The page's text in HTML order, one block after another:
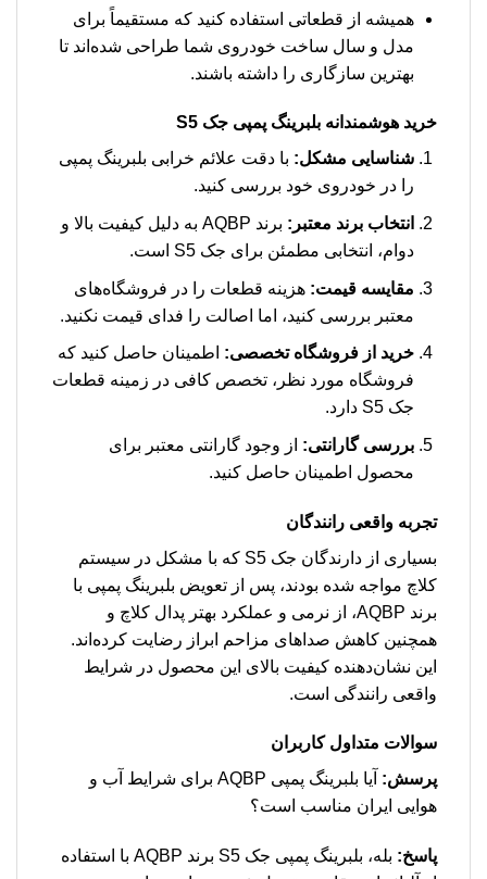
همیشه از قطعاتی استفاده کنید که مستقیماً برای
مدل و سال ساخت خودروی شما طراحی شده‌اند تا
بهترین سازگاری را داشته باشند.
خرید هوشمندانه بلبرینگ پمپی جک S5
شناسایی مشکل: با دقت علائم خرابی بلبرینگ پمپی
را در خودروی خود بررسی کنید.
انتخاب برند معتبر:
برند AQBP به دلیل کیفیت بالا و
دوام، انتخابی مطمئن برای جک S5 است.
مقایسه قیمت: هزینه قطعات را در فروشگاه‌های
معتبر بررسی کنید، اما اصالت را فدای قیمت نکنید.
خرید از فروشگاه تخصصی: اطمینان حاصل کنید که
فروشگاه مورد نظر، تخصص کافی در زمینه قطعات
جک S5 دارد.
بررسی گارانتی: از وجود گارانتی معتبر برای
محصول اطمینان حاصل کنید.
تجربه واقعی رانندگان
بسیاری از دارندگان جک S5 که با مشکل در سیستم
کلاچ مواجه شده بودند، پس از تعویض بلبرینگ پمپی با
برند AQBP، از نرمی و عملکرد بهتر پدال کلاچ و
همچنین کاهش صداهای مزاحم ابراز رضایت کرده‌اند.
این نشان‌دهنده کیفیت بالای این محصول در شرایط
واقعی رانندگی است.
سوالات متداول کاربران
پرسش:
آیا بلبرینگ پمپی AQBP برای شرایط آب و
هوایی ایران مناسب است؟
پاسخ:
بله، بلبرینگ پمپی جک S5 برند AQBP با استفاده